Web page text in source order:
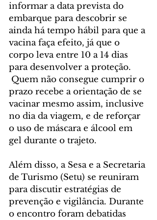
informar a data prevista do
embarque para descobrir se
ainda há tempo hábil para que a
vacina faça efeito, já que o
corpo leva entre 10 a 14 dias
para desenvolver a proteção.
prazo recebe a orientação de se
vacinar mesmo assim, inclusive
no dia da viagem, e de reforçar
o uso de máscara e álcool em
gel durante o trajeto.
Além disso, a Sesa e a Secretaria
de Turismo (Setu) se reuniram
para discutir estratégias de
prevenção e vigilância. Durante
o encontro foram debatidas